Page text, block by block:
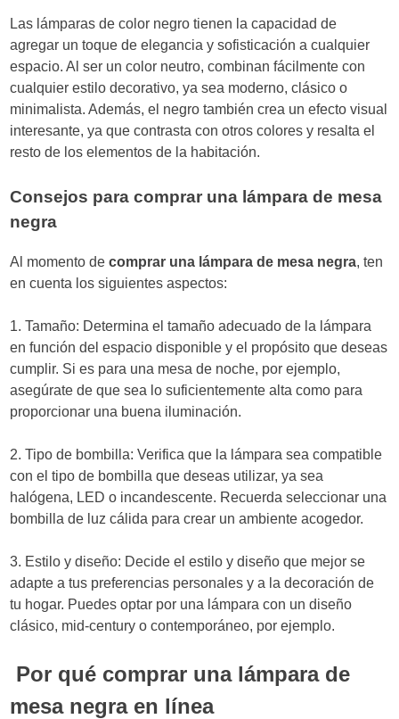
Las lámparas de color negro tienen la capacidad de
agregar un toque de elegancia y sofisticación a cualquier
espacio. Al ser un color neutro, combinan fácilmente con
cualquier estilo decorativo, ya sea moderno, clásico o
minimalista. Además, el negro también crea un efecto visual
interesante, ya que contrasta con otros colores y resalta el
resto de los elementos de la habitación.
Consejos para comprar una lámpara de mesa
negra
Al momento decomprar una lámpara de mesa negra, ten
en cuenta los siguientes aspectos:
1. Tamaño: Determina el tamaño adecuado de la lámpara
en función del espacio disponible y el propósito que deseas
cumplir. Si es para una mesa de noche, por ejemplo,
asegúrate de que sea lo suficientemente alta como para
proporcionar una buena iluminación.
2. Tipo de bombilla: Verifica que la lámpara sea compatible
con el tipo de bombilla que deseas utilizar, ya sea
halógena, LED o incandescente. Recuerda seleccionar una
bombilla de luz cálida para crear un ambiente acogedor.
3. Estilo y diseño: Decide el estilo y diseño que mejor se
adapte a tus preferencias personales y a la decoración de
tu hogar. Puedes optar por una lámpara con un diseño
clásico, mid-century o contemporáneo, por ejemplo.
Por qué comprar una lámpara de
mesa negra en línea